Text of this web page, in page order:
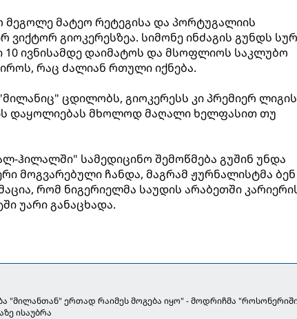
მეგოლე მატეო რეტეგისა და პორტუგალიის
გიოკერესზეა. სიმონე ინძაგის გუნდს
ივნისამდე დაიმატოს და მსოფლიოს საკლუბო
რაც ძალიან რთული იქნება.
ცდილობს, გიოკერესს კი პრემიერ ლიგის
დაყოლიებას მხოლოდ მაღალი ხელფასით თუ
ჰილალში" სამედიცინო შემოწმება გუშინ უნდა
მოგვარებული ჩანდა, მაგრამ ჟურნალისტმა ბენ
რომ ნიგერიელმა საუდის არაბეთში
უარი განაცხადა.
"მილანთან" ერთად რაიმეს მოგება იყო" - მოდრიჩმა
ისაუბრა